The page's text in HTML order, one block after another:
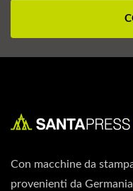
Con macchine da
provenienti da